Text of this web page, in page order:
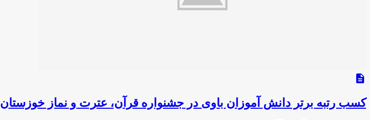
description
کسب رتبه برتر دانش آموزان باوی در جشنواره قرآن، عترت و نماز خوزستان